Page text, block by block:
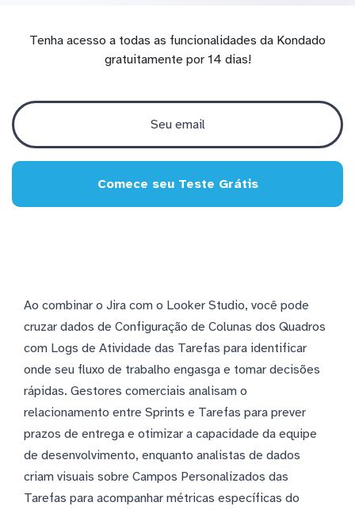
Tenha acesso a todas as funcionalidades da Kondado
gratuitamente por 14 dias!
Comece seu Teste Grátis
Ao combinar o Jira com o Looker Studio, você pode
cruzar dados de Configuração de Colunas dos Quadros
com Logs de Atividade das Tarefas para identificar
onde seu fluxo de trabalho engasga e tomar decisões
rápidas. Gestores comerciais analisam o
relacionamento entre Sprints e Tarefas para prever
prazos de entrega e otimizar a capacidade da equipe
de desenvolvimento, enquanto analistas de dados
criam visuais sobre Campos Personalizados das
Tarefas para acompanhar métricas específicas do